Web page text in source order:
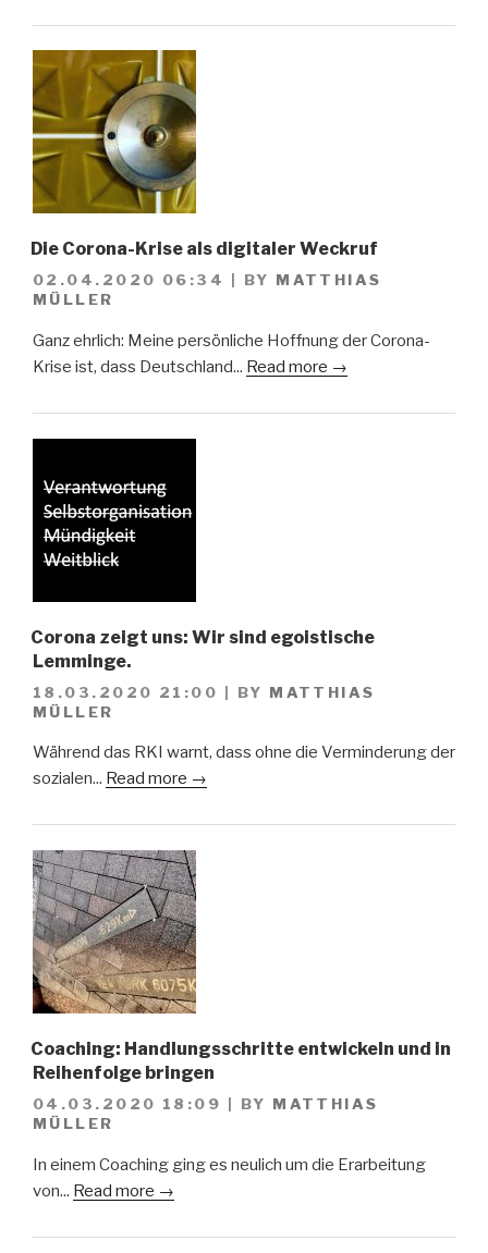
Die Corona-Krise als digitaler Weckruf
02.04.2020 06:34 BY MATTHIAS
MÜLLER
Ganz ehrlich: Meine persönliche Hoffnung der Corona-
Krise ist, dass Deutschland... Read more →
Corona zeigt uns: Wir sind egoistische
Lemminge.
18.03.2020 21:00 | BY MATTHIAS
MÜLLER
Während das RKI warnt, dass ohne die Verminderung der
sozialen... Read more →
Coaching: Handlungsschritte entwickeln und in
Reihenfolge bringen
04.03.2020 18:09 BY MATTHIAS
MÜLLER
In einem Coaching ging es neulich um die Erarbeitung
von... Read more →